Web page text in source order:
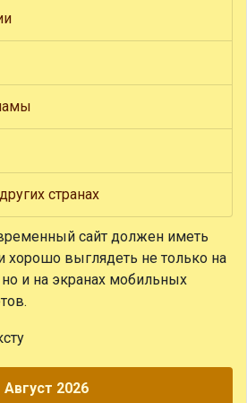
странах
сайт должен иметь
хорошо выглядеть не только на
и на экранах мобильных
Август 2026